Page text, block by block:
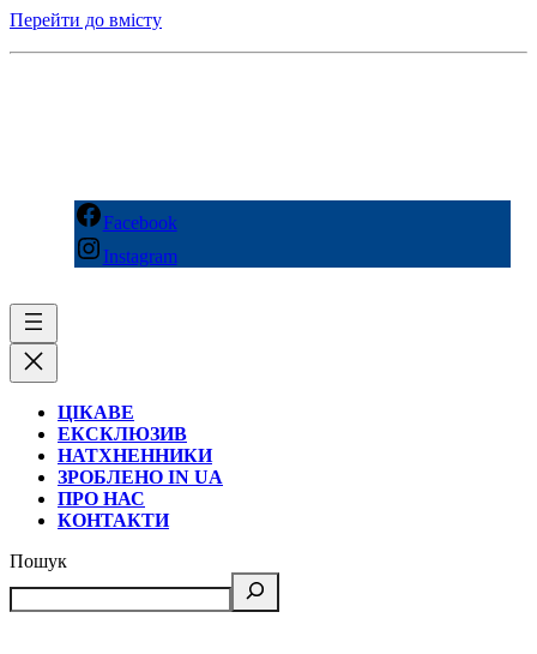
Перейти до вмісту
Facebook
Instagram
ЦІКАВЕ
ЕКСКЛЮЗИВ
НАТХНЕННИКИ
ЗРОБЛЕНО IN UA
ПРО НАС
КОНТАКТИ
Пошук